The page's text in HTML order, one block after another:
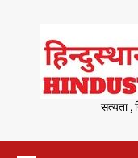
content
सत्यता ,